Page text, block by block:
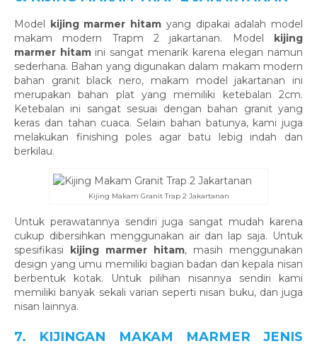
Model kijing marmer hitam yang dipakai adalah model
makam modern Trapm 2 jakartanan. Model kijing
marmer hitam ini sangat menarik karena elegan namun
sederhana. Bahan yang digunakan dalam makam modern
bahan granit black nero, makam model jakartanan ini
merupakan bahan plat yang memiliki ketebalan 2cm.
Ketebalan ini sangat sesuai dengan bahan granit yang
keras dan tahan cuaca. Selain bahan batunya, kami juga
melakukan finishing poles agar batu lebig indah dan
berkilau.
Kijing Makam Granit Trap 2 Jakartanan
Untuk perawatannya sendiri juga sangat mudah karena
cukup dibersihkan menggunakan air dan lap saja. Untuk
spesifikasi kijing marmer hitam, masih menggunakan
design yang umu memiliki bagian badan dan kepala nisan
berbentuk kotak. Untuk pilihan nisannya sendiri kami
memiliki banyak sekali varian seperti nisan buku, dan juga
nisan lainnya.
7. KIJINGAN MAKAM MARMER JENIS